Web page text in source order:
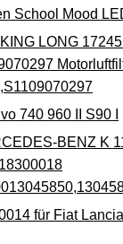
School Mood
LONG
740 960 II S90 I
BENZ K
für Fiat Lancia